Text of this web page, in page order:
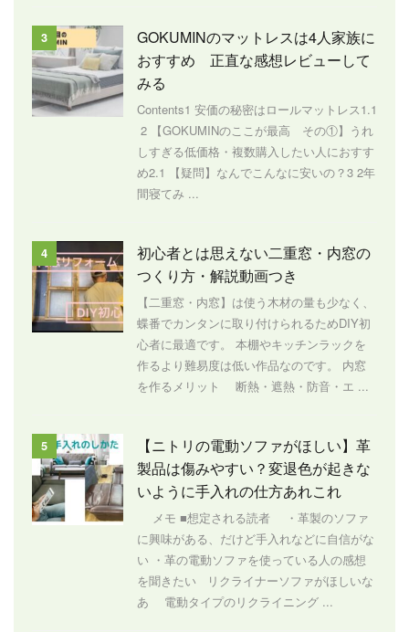
3
GOKUMINのマットレスは4人家族に
おすすめ 正直な感想レビューして
みる
Contents1 安価の秘密はロールマットレス1.1
2 【GOKUMINのここが最高 その①】うれ
しすぎる低価格・複数購入したい人におすす
め2.1 【疑問】なんでこんなに安いの？3 2年
間寝てみ ...
4
初心者とは思えない二重窓・内窓の
つくり方・解説動画つき
【二重窓・内窓】は使う木材の量も少なく、
蝶番でカンタンに取り付けられるためDIY初
心者に最適です。 本棚やキッチンラックを
作るより難易度は低い作品なのです。 内窓
を作るメリット 断熱・遮熱・防音・エ ...
5
【ニトリの電動ソファがほしい】革
製品は傷みやすい？変退色が起きな
いように手入れの仕方あれこれ
メモ ■想定される読者 ・革製のソファ
に興味がある、だけど手入れなどに自信がな
い ・革の電動ソファを使っている人の感想
を聞きたい リクライナーソファがほしいな
あ 電動タイプのリクライニング ...